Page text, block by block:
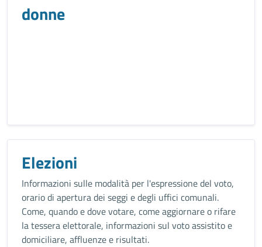
donne
Elezioni
Informazioni sulle modalità per l'espressione del voto,
orario di apertura dei seggi e degli uffici comunali.
Come, quando e dove votare, come aggiornare o rifare
la tessera elettorale, informazioni sul voto assistito e
domiciliare, affluenze e risultati.